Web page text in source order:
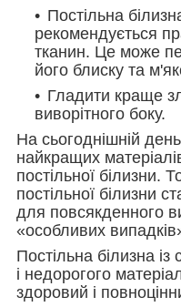
Постільна
рекомендується
тканин. Це може
його блиску та
Гладити краще
виворітного боку.
На сьогоднішній
найкращих
постільної білизни.
постільної білизни
для повсякденного
«особливих
Постільна білизна із
і недорогого
здоровий і